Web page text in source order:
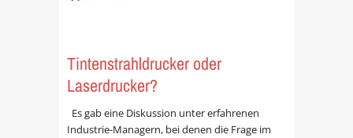
Tintenstrahldrucker oder
Laserdrucker?
Es gab eine Diskussion unter erfahrenen
Industrie-Managern, bei denen die Frage im